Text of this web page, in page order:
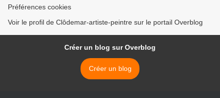
Préférences cookies
Voir le profil de Clôdemar-artiste-peintre sur le portail Overblog
Créer un blog sur Overblog
Créer un blog